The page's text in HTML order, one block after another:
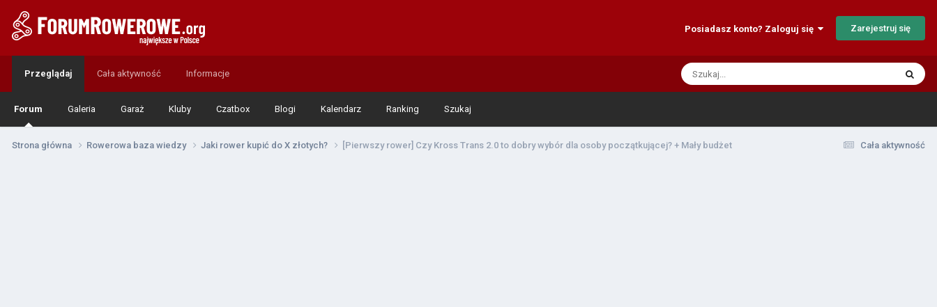
Posiadasz konto? Zaloguj się Zarejestruj się
Przeglądaj
Forum Galeria Garaż Kluby Czatbox Blogi Kalendarz Ranking Szukaj
Cała aktywność Informacje
Cała aktywność
Strona główna Rowerowa baza wiedzy Jaki rower kupić do X złotych? [Pierwszy rower] Czy Kross Trans 2.0 to dobry wybór dla osoby początkującej? + Mały budżet